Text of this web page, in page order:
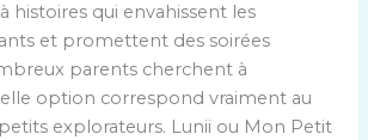
histoires qui envahissent les
et promettent des soirées
parents cherchent à
option correspond vraiment au
explorateurs. Lunii ou Mon Petit